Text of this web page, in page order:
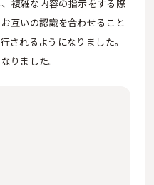
複雑な内容の指示をする際
互いの認識を合わせること
されるようになりました。
りました。